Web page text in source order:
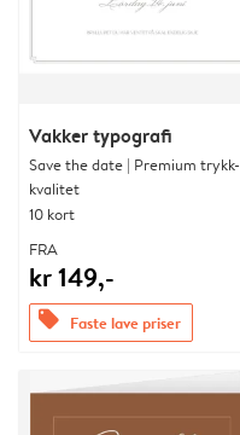
Vakker typografi
Save the date | Premium trykk-
kvalitet
10 kort
FRA
kr 149,-
offers Faste lave priser